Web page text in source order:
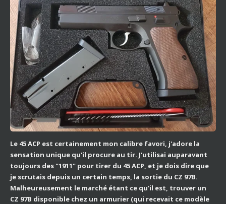
Le 45 ACP est certainement mon calibre favori, j'adore la
sensation unique qu'il procure au tir. J'utilisai auparavant
toujours des "1911" pour tirer du 45 ACP, et je dois dire que
je scrutais depuis un certain temps, la sortie du CZ 97B.
Malheureusement le marché étant ce qu'il est, trouver un
CZ 97B disponible chez un armurier (qui recevait ce modèle